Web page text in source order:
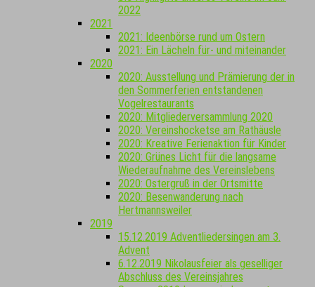
2022
2021
2021: Ideenbörse rund um Ostern
2021: Ein Lächeln für- und miteinander
2020
2020: Ausstellung und Prämierung der in
den Sommerferien entstandenen
Vogelrestaurants
2020: Mitgliederversammlung 2020
2020: Vereinshocketse am Rathäusle
2020: Kreative Ferienaktion für Kinder
2020: Grünes Licht für die langsame
Wiederaufnahme des Vereinslebens
2020: Ostergruß in der Ortsmitte
2020: Besenwanderung nach
Hertmannsweiler
2019
15.12.2019 Adventliedersingen am 3.
Advent
6.12.2019 Nikolausfeier als geselliger
Abschluss des Vereinsjahres